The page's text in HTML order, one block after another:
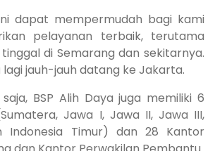
dapat mempermudah bagi kami
pelayanan terbaik, terutama
di Semarang dan sekitarnya.
jauh-jauh datang ke Jakarta.
BSP Alih Daya juga memiliki 6
Jawa I, Jawa II, Jawa III,
Indonesia Timur) dan 28 Kantor